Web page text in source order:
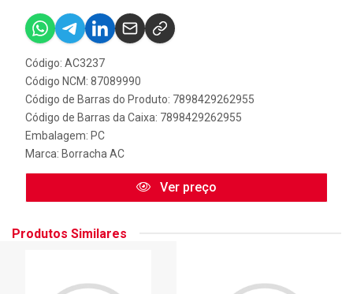
Código: AC3237
Código NCM: 87089990
Código de Barras do Produto: 7898429262955
Código de Barras da Caixa: 7898429262955
Embalagem: PC
Marca: Borracha AC
Ver preço
Produtos Similares